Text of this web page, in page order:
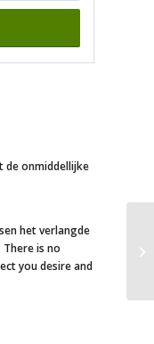
de onmiddellijke
het verlangde
There is no
you desire and